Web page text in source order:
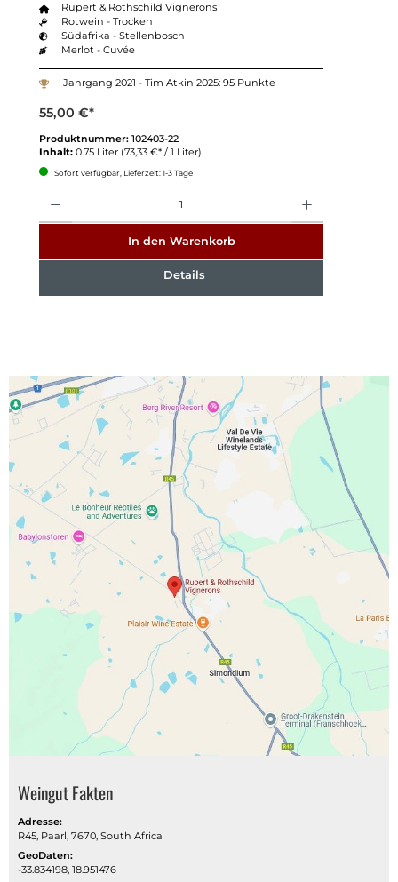
Rupert & Rothschild Vignerons
Rotwein - Trocken
Südafrika - Stellenbosch
Merlot - Cuvée
Jahrgang 2021 - Tim Atkin 2025: 95 Punkte
55,00 €*
Produktnummer: 102403-22
Inhalt: 0.75 Liter (73,33 €* / 1 Liter)
Sofort verfügbar, Lieferzeit: 1-3 Tage
In den Warenkorb
Details
Weingut Fakten
Adresse:
R45, Paarl, 7670, South Africa
GeoDaten:
-33.834198, 18.951476